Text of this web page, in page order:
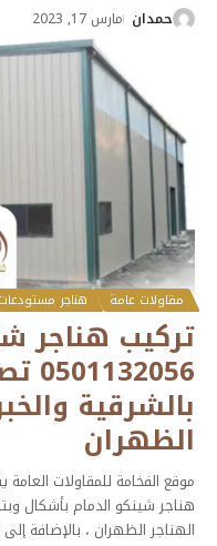
حمدان مارس 17, 2023
مقاولات عامة هناجر مستودعات
تركيب هناجر
بالشرقية
الظهران
موقع الفخامة للمقاولات
هناجر شينكو الدمام بأشكال
الهناجر الظهران ، بالإضافة